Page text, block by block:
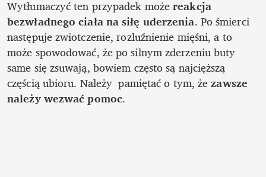
Wytłumaczyć ten przypadek może reakcja
bezwładnego ciała na siłę uderzenia. Po śmierci
następuje zwiotczenie, rozluźnienie mięśni, a to
może spowodować, że po silnym zderzeniu buty
same się zsuwają, bowiem często są najcięższą
częścią ubioru. Należy  pamiętać o tym, że zawsze
należy wezwać pomoc.